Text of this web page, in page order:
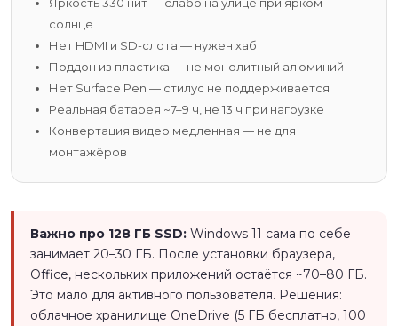
солнце
Нет HDMI и SD-слота — нужен хаб
Поддон из пластика — не монолитный алюминий
Нет Surface Pen — стилус не поддерживается
Реальная батарея ~7–9 ч, не 13 ч при нагрузке
Конвертация видео медленная — не для
монтажёров
Важно про 128 ГБ SSD: Windows 11 сама по себе
занимает 20–30 ГБ. После установки браузера,
Office, нескольких приложений остаётся ~70–80 ГБ.
Это мало для активного пользователя. Решения:
облачное хранилище OneDrive (5 ГБ бесплатно, 100